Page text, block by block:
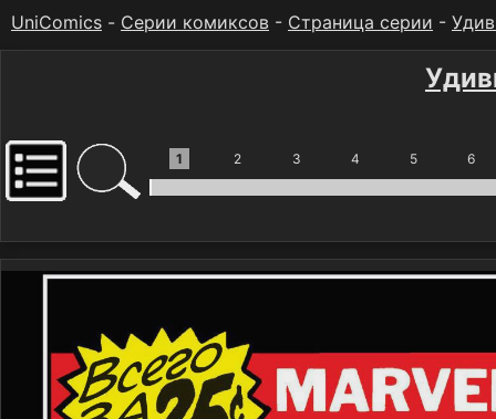
UniComics - Серии комиксов - Страница серии -
1 2 3 4 5 6